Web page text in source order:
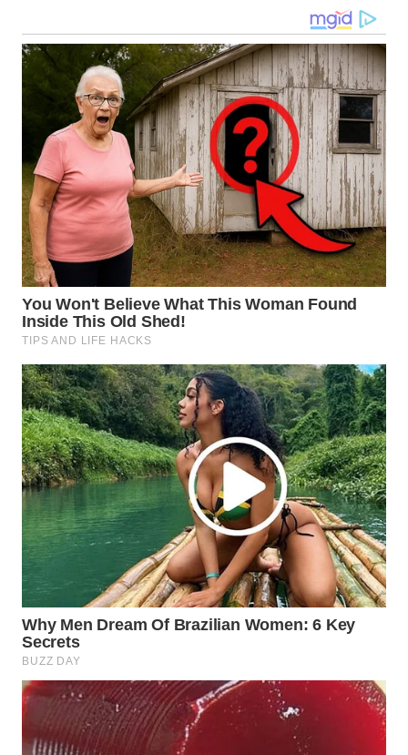
NUSANTARA
WN
WN
JATIM
WN
BALI
WN
KALBAR
KALTENG
WN
KALTARA
WN
KALSEL
WN
KALTIM
WN
SULSEL
WN
GORONTALO